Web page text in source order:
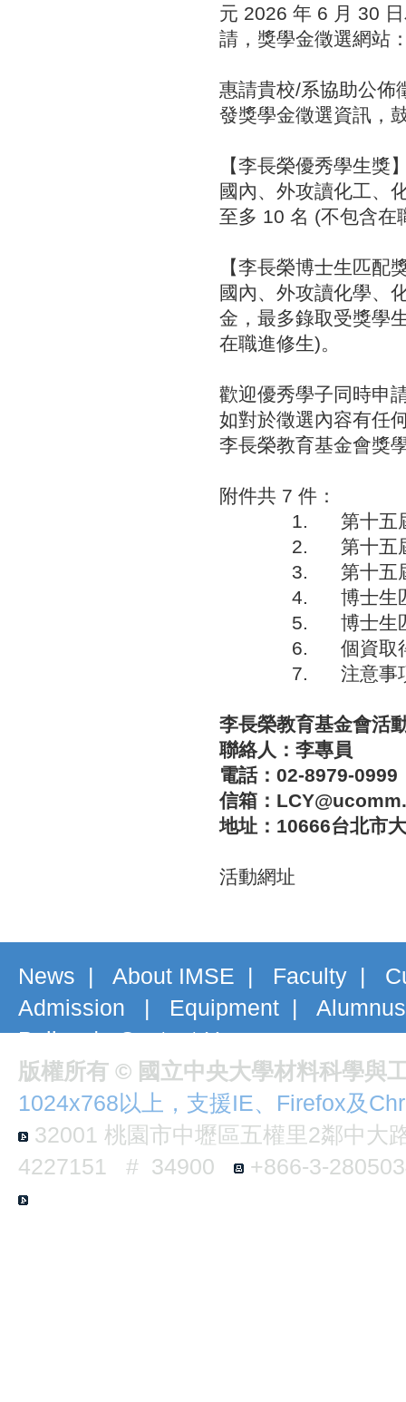
元 2026 年 6 月 30
請，獎學金徵選網站
惠請貴校/系協助公佈
發獎學金徵選資訊，
【李長榮優秀學生獎
國內、外攻讀化工、
至多 10 名 (不包含在
【李長榮博士生匹配
國內、外攻讀化學、
金，最多錄取受獎學
在職進修生)。
歡迎優秀學子同時申
如對於徵選內容有任
李長榮教育基金會獎
附件共 7 件：
1. 第十五
2. 第十五屆
3. 第十五屆
4. 博士生匹
5. 博士生匹
6. 個資取
7. 注意事
李長榮教育基金會活
聯絡人：李專員
電話： 02-8979-0999
信箱：
地址： 10666台北市
活動網址
News | About IMSE | Faculty |
Admission
| Equipment | Alumnus
Policy|Contact Us
版權所有 © 國立中央大學材料科學與
1024x768以上，支援IE、Firefox及
32001 桃園市中壢區五權里2鄰中
4227151 # 34900
+866-3-